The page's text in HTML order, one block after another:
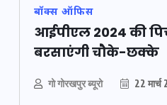
बॉक्स ऑफिस
आईपीएल 2024 की
बरसाएंगी चौके-छक्के
गो गोरखपुर ब्यूरो 22